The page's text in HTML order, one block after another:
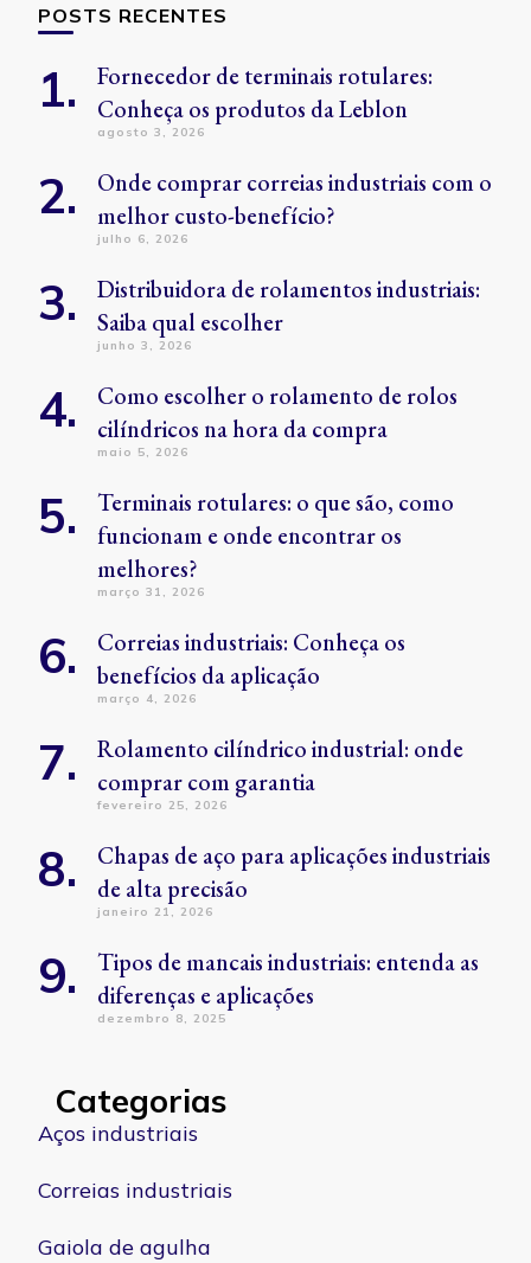
POSTS RECENTES
Fornecedor de terminais rotulares:
Conheça os produtos da Leblon
agosto 3, 2026
Onde comprar correias industriais com o
melhor custo-benefício?
julho 6, 2026
Distribuidora de rolamentos industriais:
Saiba qual escolher
junho 3, 2026
Como escolher o rolamento de rolos
cilíndricos na hora da compra
maio 5, 2026
Terminais rotulares: o que são, como
funcionam e onde encontrar os
melhores?
março 31, 2026
Correias industriais: Conheça os
benefícios da aplicação
março 4, 2026
Rolamento cilíndrico industrial: onde
comprar com garantia
fevereiro 25, 2026
Chapas de aço para aplicações industriais
de alta precisão
janeiro 21, 2026
Tipos de mancais industriais: entenda as
diferenças e aplicações
dezembro 8, 2025
Categorias
Aços industriais
Correias industriais
Gaiola de agulha